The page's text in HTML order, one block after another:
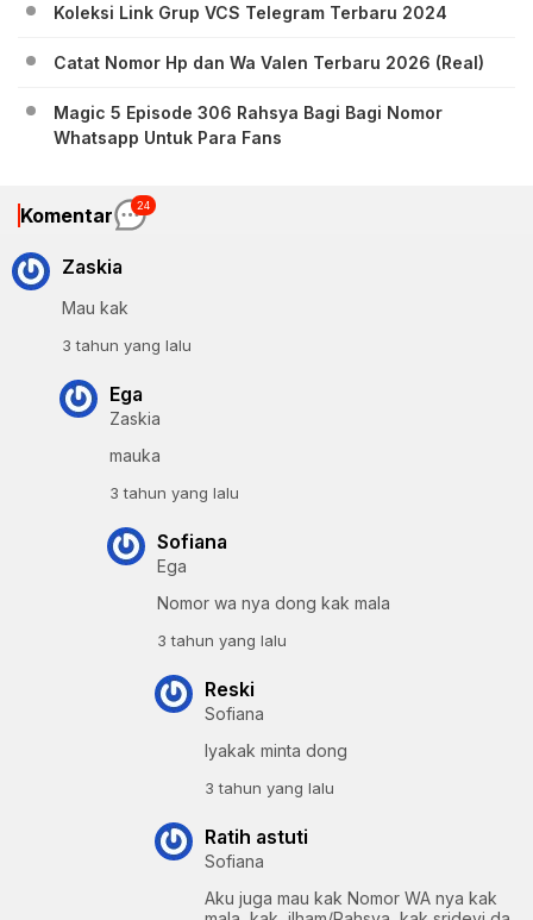
Koleksi Link Grup VCS Telegram Terbaru 2024
Catat Nomor Hp dan Wa Valen Terbaru 2026 (Real)
Magic 5 Episode 306 Rahsya Bagi Bagi Nomor
Whatsapp Untuk Para Fans
Komentar 24
Zaskia
Mau kak
3 tahun yang lalu
Ega
Zaskia
mauka
3 tahun yang lalu
Sofiana
Ega
Nomor wa nya dong kak mala
3 tahun yang lalu
Reski
Sofiana
Iyakak minta dong
3 tahun yang lalu
Ratih astuti
Sofiana
Aku juga mau kak Nomor WA nya kak